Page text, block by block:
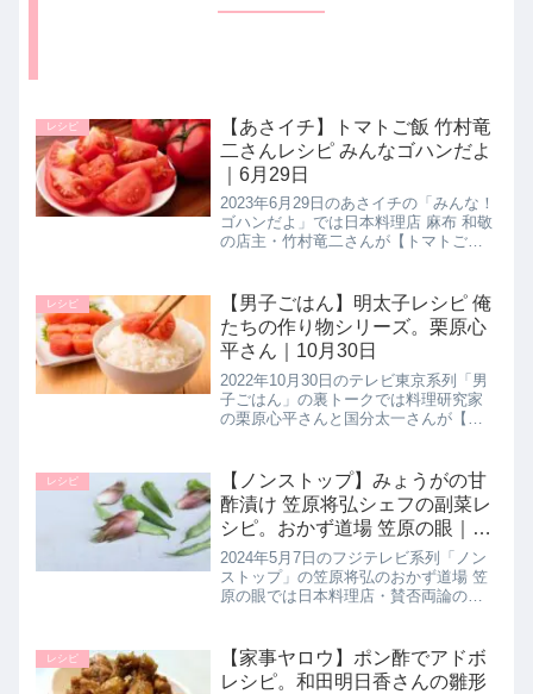
レシピ
【あさイチ】トマトご飯 竹村竜
二さんレシピ みんなゴハンだよ
｜6月29日
2023年6月29日のあさイチの「みんな！
ゴハンだよ」では日本料理店 麻布 和敬
の店主・竹村竜二さんが【トマトご
冷やしたトマトをかけこんだ師匠・分
とく山の野﨑洋光さんから受...
レシピ
【男子ごはん】明太子レシピ 俺
たちの作り物シリーズ。栗原心
平さん｜10月30日
2022年10月30日のテレビ東京系列「男
子ごはん」の裏トークでは料理研究家
の栗原心平さんと国分太一さんが【明
ったら、唐辛子の代わりに柚子胡椒・
ごま油・ニンニクなどを入れて...
レシピ
【ノンストップ】みょうがの甘
酢漬け 笠原将弘シェフの副菜レ
シピ。おかず道場 笠原の眼｜5
月7日
2024年5月7日のフジテレビ系列「ノン
ストップ」の笠原将弘のおかず道場 笠
原の眼では日本料理店・賛否両論の笠
の副菜レシピ【ミョウガの甘酢漬け】
の作り方を教えてくれたので...
レシピ
【家事ヤロウ】ポン酢でアドボ
レシピ。和田明日香さんの雛形